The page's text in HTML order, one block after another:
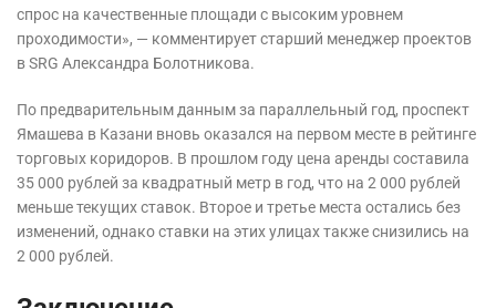
спрос на качественные площади с высоким уровнем
проходимости», — комментирует старший менеджер проектов
в SRG Александра Болотникова.
По предварительным данным за параллельный год, проспект
Ямашева в Казани вновь оказался на первом месте в рейтинге
торговых коридоров. В прошлом году цена аренды составила
35 000 рублей за квадратный метр в год, что на 2 000 рублей
меньше текущих ставок. Второе и третье места остались без
изменений, однако ставки на этих улицах также снизились на
2 000 рублей.